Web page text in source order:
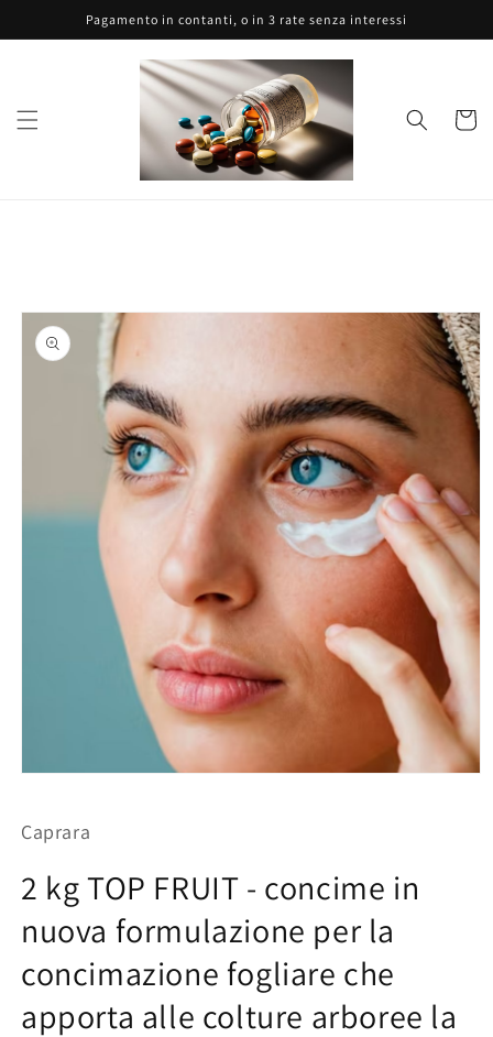
direttamente
ai contenuti
Pagamento in contanti, o in 3 rate senza interessi
Carrello
Passa alle
informazioni
sul prodotto
1
modale
Caprara
2 kg TOP FRUIT - concime in
nuova formulazione per la
concimazione fogliare che
apporta alle colture arboree la